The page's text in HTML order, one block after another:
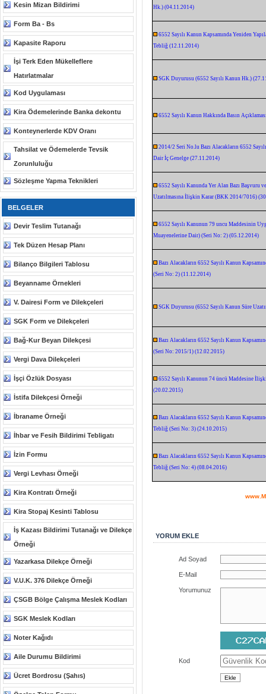
Kesin Mizan Bildirimi
Form Ba - Bs
Kapasite Raporu
İşi Terk Eden Mükelleflere
Hatırlatmalar
Kod Uygulaması
Kira Ödemelerinde Banka dekontu
Konteynerlerde KDV Oranı
Tahsilat ve Ödemelerde Tevsik
Zorunluluğu
Sözleşme Yapma Teknikleri
BELGELER
Devir Teslim Tutanağı
Tek Düzen Hesap Planı
Bilanço Bilgileri Tablosu
Beyanname Örnekleri
V. Dairesi Form ve Dilekçeleri
SGK Form ve Dilekçeleri
Bağ-Kur Beyan Dilekçesi
Vergi Dava Dilekçeleri
İşçi Özlük Dosyası
İstifa Dilekçesi Örneği
İbraname Örneği
İhbar ve Fesih Bildirimi Tebligatı
İzin Formu
Vergi Levhası Örneği
Kira Kontratı Örneği
Kira Stopaj Kesinti Tablosu
İş Kazası Bildirimi Tutanağı ve Dilekçe
Örneği
Yazarkasa Dilekçe Örneği
V.U.K. 376 Dilekçe Örneği
ÇSGB Bölge Çalışma Meslek Kodları
SGK Meslek Kodları
Noter Kağıdı
Aile Durumu Bildirimi
Ücret Bordrosu (Şahıs)
Hk.) (04.11.2014)
6552 Sayılı Kanun Kapsamında Yeniden
Tebliğ (12.11.2014)
SGK Duyurusu (6552 Sayılı Kanun Hk.)
6552 Sayılı Kanun Hakkında Basın
2014/2 Seri No.lu Bazı Alacakların 6552
Dair İç Genelge (27.11.2014)
6552 Sayılı Kanunda Yer Alan Bazı Başvuru
Uzatılmasına İlişkin Karar (BKK 2014/7016)
6552 Sayılı Kanunun 79 uncu Maddesinin
Muayenelerine Dair) (Seri No: 2) (05.12.2014)
Bazı Alacakların 6552 Sayılı Kanun
(Seri No: 2) (11.12.2014)
SGK Duyurusu (6552 Sayılı Kanun Süre
Bazı Alacakların 6552 Sayılı Kanun
(Seri No: 2015/1) (12.02.2015)
6552 Sayılı Kanunun 74 üncü Maddesine
(20.02.2015)
Bazı Alacakların 6552 Sayılı Kanun
Tebliğ (Seri No: 3) (24.10.2015)
Bazı Alacakların 6552 Sayılı Kanun
Tebliğ (Seri No: 4) (08.04.2016)
YORUM EKLE
Ad Soyad
E-Mail
Yorumunuz
Kod